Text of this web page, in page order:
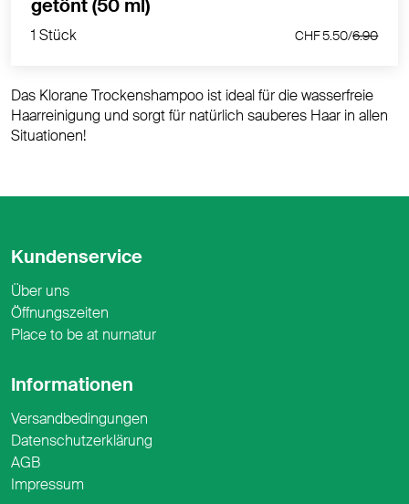
getönt (50 ml)
1 Stück CHF 5.50/6.90
Das Klorane Trockenshampoo ist ideal für die wasserfreie
Haarreinigung und sorgt für natürlich sauberes Haar in allen
Situationen!
Kundenservice
Über uns
Öffnungszeiten
Place to be at nurnatur
Informationen
Versandbedingungen
Datenschutzerklärung
AGB
Impressum